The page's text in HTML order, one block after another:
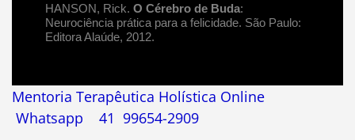
HANSON, Rick. O Cérebro de Buda:
Neurociência prática para a felicidade. São Paulo:
Editora Alaúde, 2012.
Mentoria Terapêutica Holística Online
Whatsapp 41 99654-2909